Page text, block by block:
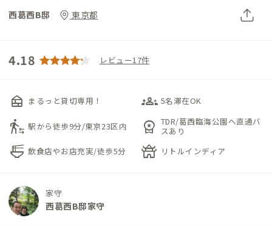
西葛西B邸 東京都
4.18 レビュー17件
nest_multi_room まるっと貸切専用！ groups_3 5名滞在OK
transfer_within_a_station 駅から徒歩9分/東京23区内 workspace_premium TDR/葛西臨海公園へ直通バ
スあり
ramen_dining 飲食店やお店充実/徒歩5分 temple_buddhist リトルインディア
家守
西葛西B邸家守